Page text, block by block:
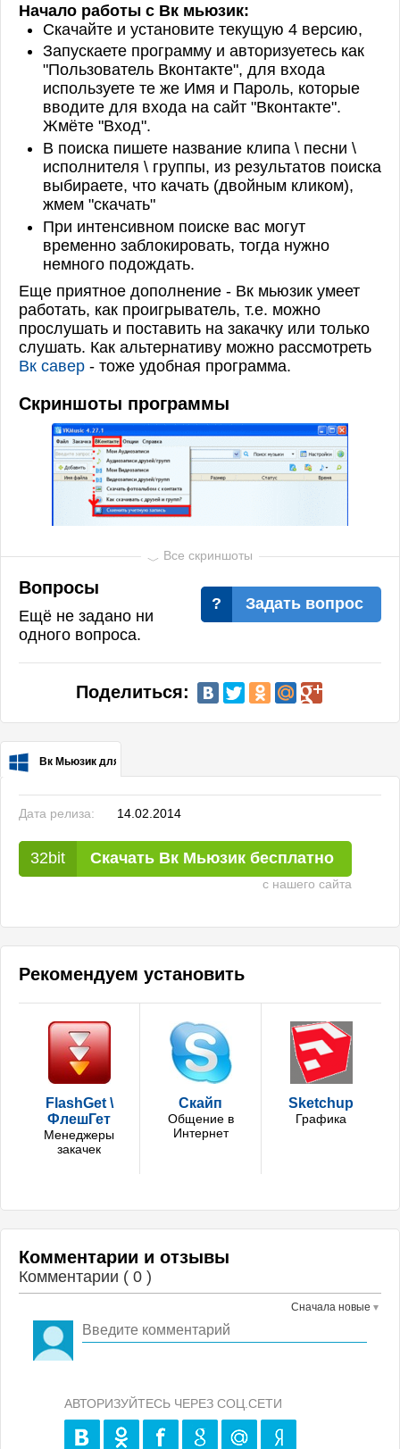
Начало работы с Вк мьюзик:
Скачайте и установите текущую 4 версию,
Запускаете программу и авторизуетесь как
"Пользователь Вконтакте", для входа
используете те же Имя и Пароль, которые
вводите для входа на сайт "Вконтакте".
Жмёте "Вход".
В поиска пишете название клипа \ песни \
исполнителя \ группы, из результатов поиска
выбираете, что качать (двойным кликом),
жмем "скачать"
При интенсивном поиске вас могут
временно заблокировать, тогда нужно
немного подождать.
Еще приятное дополнение - Вк мьюзик умеет
работать, как проигрыватель, т.е. можно
прослушать и поставить на закачку или только
слушать. Как альтернативу можно рассмотреть
Вк савер - тоже удобная программа.
Скриншоты программы
Задать вопрос
Вопросы
Ещё не задано ни
одного вопроса.
Поделиться:
Вк Мьюзик для Windows
Дата релиза: 14.02.2014
Скачать Вк Мьюзик бесплатно
с нашего сайта
Рекомендуем установить
FlashGet \
ФлешГет
Менеджеры
закачек
Скайп
Общение в
Интернет
Sketchup
Графика
Комментарии и отзывы
Комментарии ( 0 )
Сначала новые
АВТОРИЗУЙТЕСЬ ЧЕРЕЗ СОЦ.СЕТИ